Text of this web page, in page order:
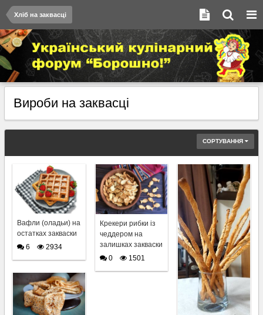
Хліб на заквасці
Вироби на заквасці
СОРТУВАННЯ
Вафли (оладьи) на
остатках закваски
6
2934
Крекери рибки із
чеддером на
залишках закваски
0
1501